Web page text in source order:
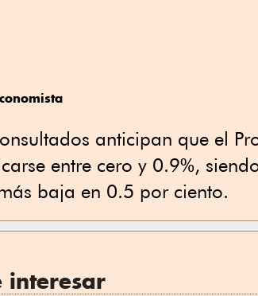
anticipan que el
entre cero y 0.9%,
baja en 0.5 por ciento.
interesar